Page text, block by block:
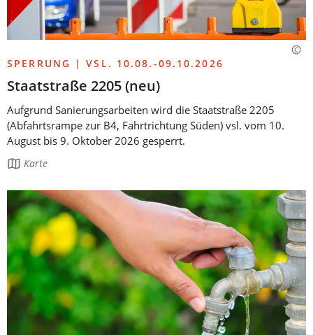
SPERRUNG | VSL. 10.08.-09.10.2026
Staatstraße 2205 (neu)
Aufgrund Sanierungsarbeiten wird die Staatstraße 2205
(Abfahrtsrampe zur B4, Fahrtrichtung Süden) vsl. vom 10.
August bis 9. Oktober 2026 gesperrt.
Die
enthält:
Karte